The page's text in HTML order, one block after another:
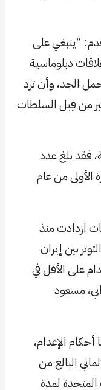
“ينبغي على
دبلوماسية
الجد، وأن ترد
من قِبل السلطات
فقد بلغ عدد
الأولى من عام
ازدادت منذ
بين إيران
353 حالة إعدام على الأقل في
مسعود
الإعدام،
البالغ من
المتحدة لمدة